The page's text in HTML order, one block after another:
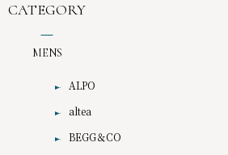
CATEGORY
MENS
ALPO
altea
BEGG＆CO